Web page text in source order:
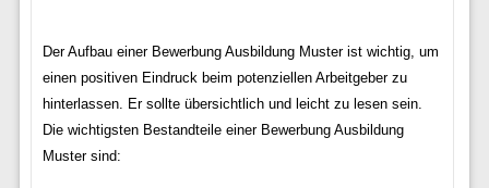
Der Aufbau einer Bewerbung Ausbildung Muster ist wichtig, um
einen positiven Eindruck beim potenziellen Arbeitgeber zu
hinterlassen. Er sollte übersichtlich und leicht zu lesen sein.
Die wichtigsten Bestandteile einer Bewerbung Ausbildung
Muster sind: